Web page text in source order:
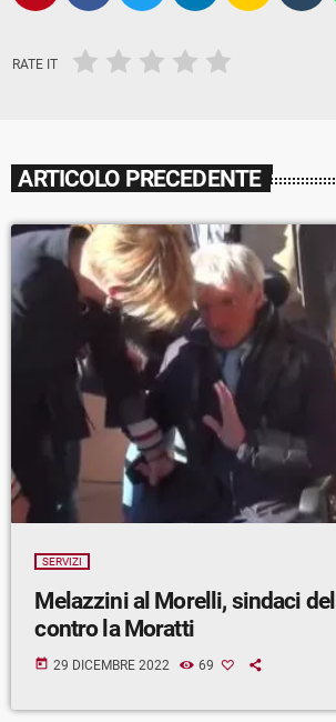
RATE IT
ARTICOLO PRECEDENTE
SERVIZI
Melazzini al Morelli, sindaci
contro la Moratti
today 29 DICEMBRE 2022 69